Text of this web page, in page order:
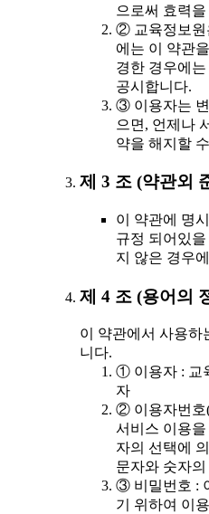
으로써 효력
② 교육정보원
에는 이 약관
경한 경우에
공시합니다.
③ 이용자는
으면, 언제나
약을 해지할
제 3 조 (약관외
이 약관에 명
규정 되어있
지 않은 경우
제 4 조 (용어의
이 약관에서 사용하
니다.
① 이용자 : 교
자
② 이용자번호
서비스 이용
자의 선택에
문자와 숫자
③ 비밀번호 :
기 위하여 이